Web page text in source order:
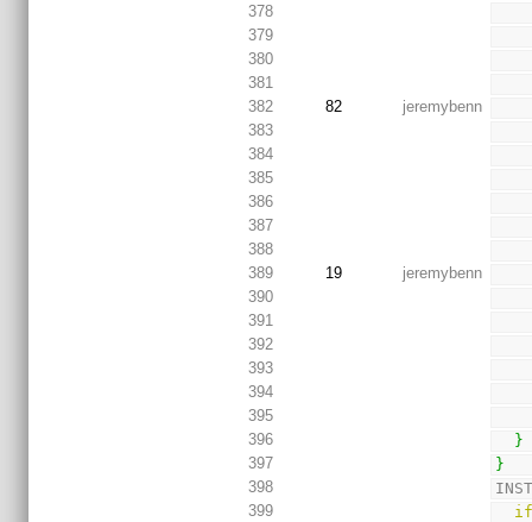
378
379
380
381
382
82
jeremybenn
383
384
385
386
387
388
389
19
jeremybenn
390
391
392
393
394
395
396
}
397
}
398
399